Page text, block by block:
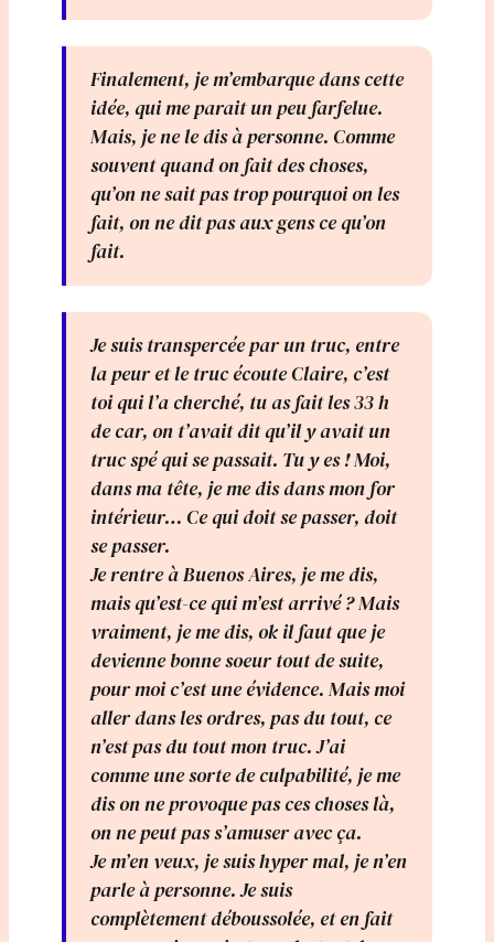
Finalement, je m’embarque dans cette
idée, qui me parait un peu farfelue.
Mais, je ne le dis à personne. Comme
souvent quand on fait des choses,
qu’on ne sait pas trop pourquoi on les
fait, on ne dit pas aux gens ce qu’on
fait.
Je suis transpercée par un truc, entre
la peur et le truc écoute Claire, c’est
toi qui l’a cherché, tu as fait les 33 h
de car, on t’avait dit qu’il y avait un
truc spé qui se passait. Tu y es ! Moi,
dans ma tête, je me dis dans mon for
intérieur… Ce qui doit se passer, doit
se passer.
Je rentre à Buenos Aires, je me dis,
mais qu’est-ce qui m’est arrivé ? Mais
vraiment, je me dis, ok il faut que je
devienne bonne soeur tout de suite,
pour moi c’est une évidence. Mais moi
aller dans les ordres, pas du tout, ce
n’est pas du tout mon truc. J’ai
comme une sorte de culpabilité, je me
dis on ne provoque pas ces choses là,
on ne peut pas s’amuser avec ça.
Je m’en veux, je suis hyper mal, je n’en
parle à personne. Je suis
complètement déboussolée, et en fait